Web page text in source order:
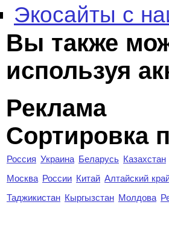
Экосайты с
Вы также
используя
Реклама
Сортировка
Россия Украина Беларусь Казахстан
Москва России Китай Алтайский
Таджикистан Кыргызстан Молдова